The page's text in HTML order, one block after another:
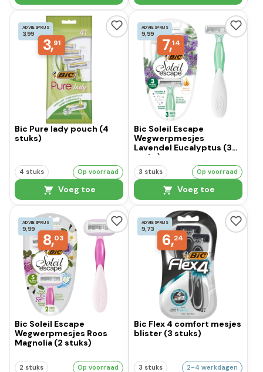
ADVIESPRIJS
3,99
3,91
Bic Pure lady pouch (4
stuks)
4 stuks Op voorraad
Voeg toe
ADVIESPRIJS
9,99
7,14
Bic Soleil Escape
Wegwerpmesjes
Lavendel Eucalyptus (3
stuks)
3 stuks Op voorraad
Voeg toe
ADVIESPRIJS
9,99
8,03
Bic Soleil Escape
Wegwerpmesjes Roos
Magnolia (2 stuks)
2 stuks Op voorraad
ADVIESPRIJS
9,73
6,24
Bic Flex 4 comfort mesjes
blister (3 stuks)
3 stuks 2-4 werkdagen